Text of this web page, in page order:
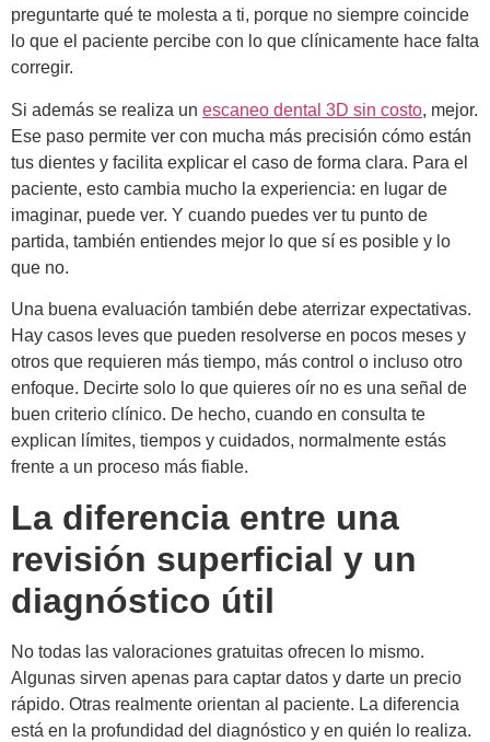
preguntarte qué te molesta a ti, porque no siempre coincide
lo que el paciente percibe con lo que clínicamente hace falta
corregir.
Si además se realiza un escaneo dental 3D sin costo, mejor.
Ese paso permite ver con mucha más precisión cómo están
tus dientes y facilita explicar el caso de forma clara. Para el
paciente, esto cambia mucho la experiencia: en lugar de
imaginar, puede ver. Y cuando puedes ver tu punto de
partida, también entiendes mejor lo que sí es posible y lo
que no.
Una buena evaluación también debe aterrizar expectativas.
Hay casos leves que pueden resolverse en pocos meses y
otros que requieren más tiempo, más control o incluso otro
enfoque. Decirte solo lo que quieres oír no es una señal de
buen criterio clínico. De hecho, cuando en consulta te
explican límites, tiempos y cuidados, normalmente estás
frente a un proceso más fiable.
La diferencia entre una
revisión superficial y un
diagnóstico útil
No todas las valoraciones gratuitas ofrecen lo mismo.
Algunas sirven apenas para captar datos y darte un precio
rápido. Otras realmente orientan al paciente. La diferencia
está en la profundidad del diagnóstico y en quién lo realiza.